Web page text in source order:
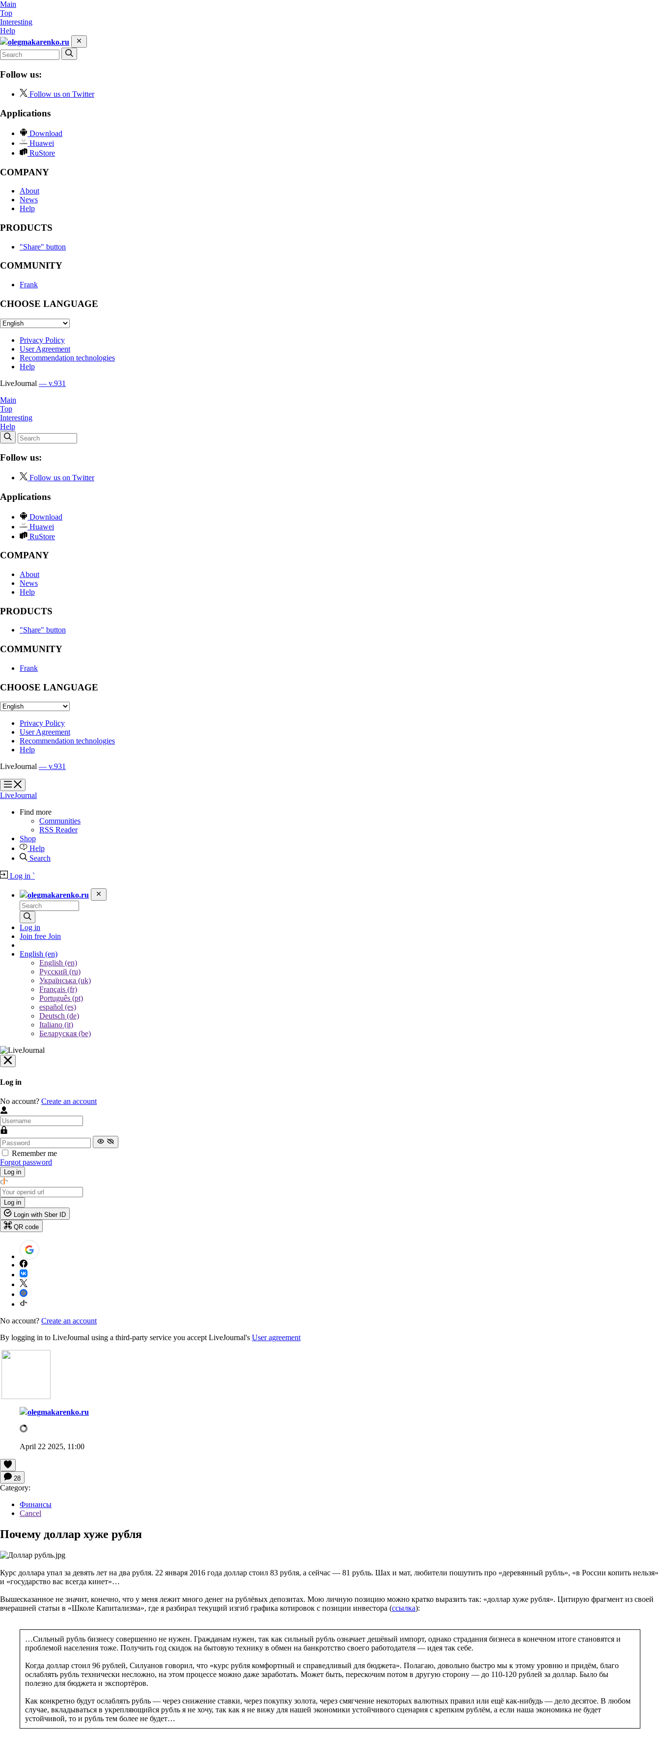
Main
Top
Interesting
Help
olegmakarenko.ru
Follow us:
Follow us on Twitter
Applications
Download
Huawei
RuStore
COMPANY
About
News
Help
PRODUCTS
"Share" button
COMMUNITY
Frank
CHOOSE LANGUAGE
Privacy Policy
User Agreement
Recommendation technologies
Help
LiveJournal — v.931
Main
Top
Interesting
Help
Follow us:
Follow us on Twitter
Applications
Download
Huawei
RuStore
COMPANY
About
News
Help
PRODUCTS
"Share" button
COMMUNITY
Frank
CHOOSE LANGUAGE
Privacy Policy
User Agreement
Recommendation technologies
Help
LiveJournal — v.931
?
?
LiveJournal
Find more
Communities
RSS Reader
Shop
Help
Search
Log in `
olegmakarenko.ru
Log in
Join free Join
English (en)
English (en)
Русский (ru)
Українська (uk)
Français (fr)
Português (pt)
español (es)
Deutsch (de)
Italiano (it)
Беларуская (be)
Log in
No account? Create an account
Remember me
Forgot password
Log in
Log in
Login with Sber ID
QR code
No account? Create an account
By logging in to LiveJournal using a third-party service you accept LiveJournal's User agreement
olegmakarenko.ru
April 22 2025, 11:00
28
Category:
Финансы
Cancel
Почему доллар хуже рубля
Курс доллара упал за девять лет на два рубля. 22 января 2016 года доллар стоил 83 рубля, а сейчас — 81 рубль. Шах и мат, любители пошутить про «деревянный рубль», «в России копить нельзя»
и «государство вас всегда кинет»…
Вышесказанное не значит, конечно, что у меня лежит много денег на рублёвых депозитах. Мою личную позицию можно кратко выразить так: «доллар хуже рубля». Цитирую фрагмент из своей
вчерашней статьи в «Школе Капитализма», где я разбирал текущий изгиб графика котировок с позиции инвестора (ссылка):
…Сильный рубль бизнесу совершенно не нужен. Гражданам нужен, так как сильный рубль означает дешёвый импорт, однако страдания бизнеса в конечном итоге становятся и
проблемой населения тоже. Получить год скидок на бытовую технику в обмен на банкротство своего работодателя — идея так себе.
Когда доллар стоил 96 рублей, Силуанов говорил, что «курс рубля комфортный и справедливый для бюджета». Полагаю, довольно быстро мы к этому уровню и придём, благо
ослаблять рубль технически несложно, на этом процессе можно даже заработать. Может быть, перескочим потом в другую сторону — до 110-120 рублей за доллар. Было бы
полезно для бюджета и экспортёров.
Как конкретно будут ослаблять рубль — через снижение ставки, через покупку золота, через смягчение некоторых валютных правил или ещё как-нибудь — дело десятое. В любом
случае, вкладываться в укрепляющийся рубль я не хочу, так как я не вижу для нашей экономики устойчивого сценария с крепким рублём, а если наша экономика не будет
устойчивой, то и рубль тем более не будет…